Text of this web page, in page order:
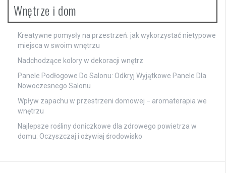
Wnętrze i dom
Kreatywne pomysły na przestrzeń: jak wykorzystać nietypowe
miejsca w swoim wnętrzu
Nadchodzące kolory w dekoracji wnętrz
Panele Podłogowe Do Salonu: Odkryj Wyjątkowe Panele Dla
Nowoczesnego Salonu
Wpływ zapachu w przestrzeni domowej − aromaterapia we
wnętrzu
Najlepsze rośliny doniczkowe dla zdrowego powietrza w
domu: Oczyszczaj i ożywiaj środowisko